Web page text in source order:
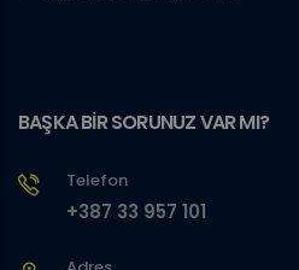
BAŞKA BİR SORUNUZ VAR MI?
Telefon
+387 33 957 101